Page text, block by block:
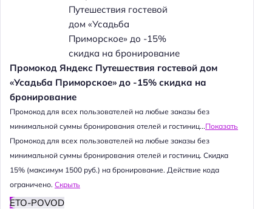
Промокод Яндекс Путешествия гостевой дом
«Усадьба Приморское» до -15% скидка на
бронирование
Промокод для всех пользователей на любые заказы без
минимальной суммы бронирования отелей и гостиниц...Показать
Промокод для всех пользователей на любые заказы без
минимальной суммы бронирования отелей и гостиниц. Скидка
15% (максимум 1500 руб.) на бронирование. Действие кода
ограничено. Скрыть
ETO-POVOD